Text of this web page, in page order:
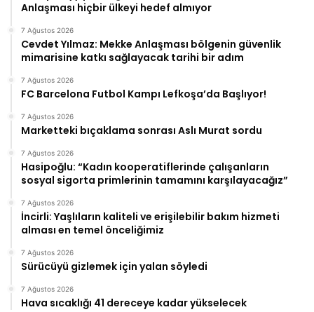
Anlaşması hiçbir ülkeyi hedef almıyor
7 Ağustos 2026
Cevdet Yılmaz: Mekke Anlaşması bölgenin güvenlik
mimarisine katkı sağlayacak tarihi bir adım
7 Ağustos 2026
FC Barcelona Futbol Kampı Lefkoşa’da Başlıyor!
7 Ağustos 2026
Marketteki bıçaklama sonrası Aslı Murat sordu
7 Ağustos 2026
Hasipoğlu: “Kadın kooperatiflerinde çalışanların
sosyal sigorta primlerinin tamamını karşılayacağız”
7 Ağustos 2026
İncirli: Yaşlıların kaliteli ve erişilebilir bakım hizmeti
alması en temel önceliğimiz
7 Ağustos 2026
Sürücüyü gizlemek için yalan söyledi
7 Ağustos 2026
Hava sıcaklığı 41 dereceye kadar yükselecek